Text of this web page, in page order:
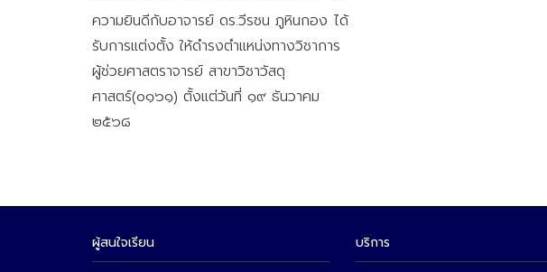
ความยินดีกับอาจารย์ ดร.วีรชน ภูหินกอง ได้
รับการแต่งตั้ง ให้ดำรงตำแหน่งทางวิชาการ
ผู้ช่วยศาสตราจารย์ สาขาวิชาวัสดุ
ศาสตร์(๐๑๖๑) ตั้งแต่วันที่ ๑๙ ธันวาคม
๒๕๖๘
ผู้สนใจเรียน บริการ